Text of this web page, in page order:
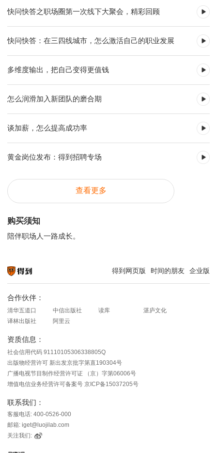
快问快答之职场圈第一次线下大聚会，精彩回顾
快问快答：在三四线城市，怎么激活自己的职业发展
多维度输出，把自己变得更值钱
怎么润滑加入新团队的磨合期
谈加薪，怎么提高成功率
黄金岗位发布：得到招聘专场
查看更多
购买须知
陪伴职场人一路成长。
得到网页版 时间的朋友 企业版
合作伙伴：
清华五道口 中信出版社 读库
湛庐文化
译林出版社
阿里云
资质信息：
社会信用代码 91110105306338805Q
出版物经营许可 新出发京批字第直190304号
广播电视节目制作经营许可证 （京）字第06006号
增值电信业务经营许可备案号 京ICP备15037205号
联系我们：
客服电话: 400-0526-000
邮箱: iget@luojilab.com
关注我们: